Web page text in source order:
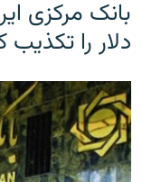
دلار را تکذیب